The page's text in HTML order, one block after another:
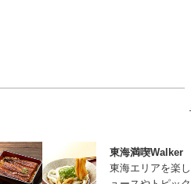
東海満喫Walker
東海エリアを楽